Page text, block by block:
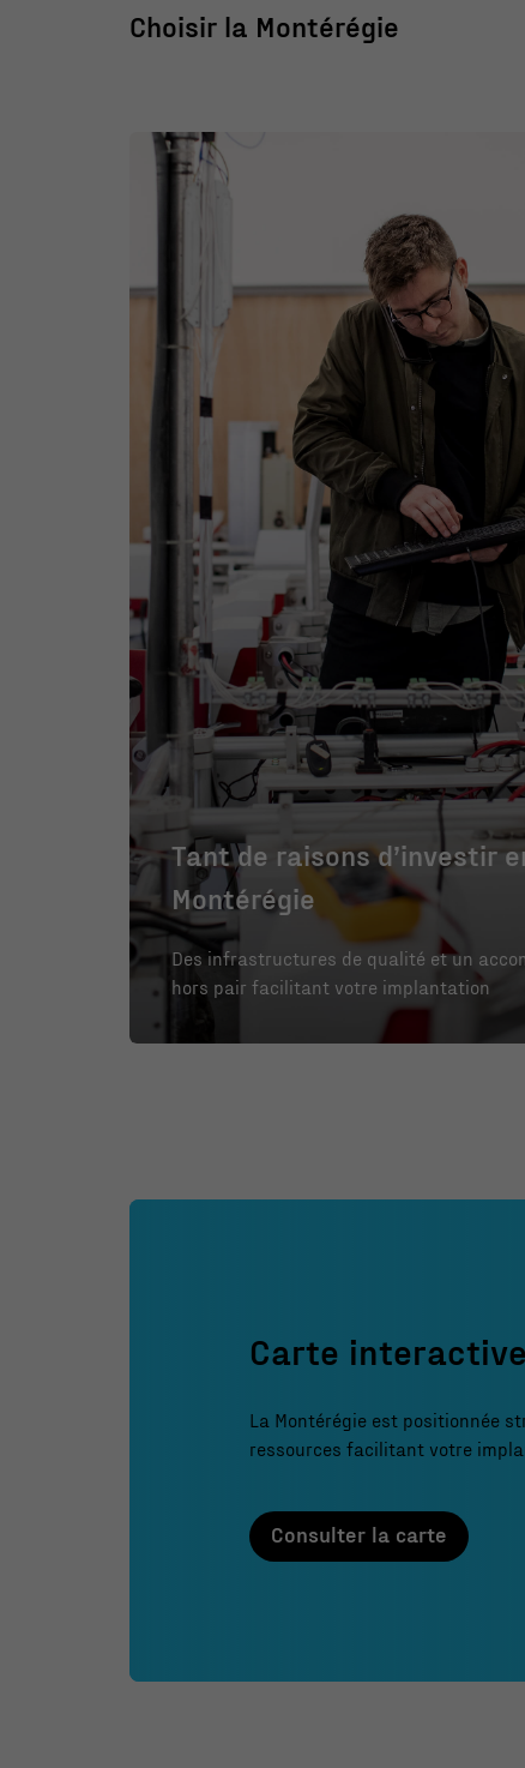
Choisir la Montérégie
Tant de raisons d’investir
Montérégie
Des infrastructures de qualité et un
hors pair facilitant votre implantation
Carte interactive
La Montérégie est positionnée
ressources facilitant votre
Consulter la carte